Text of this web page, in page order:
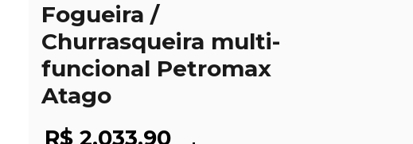
Fogueira /
Churrasqueira multi-
funcional Petromax
Atago
R$ 2.033,90